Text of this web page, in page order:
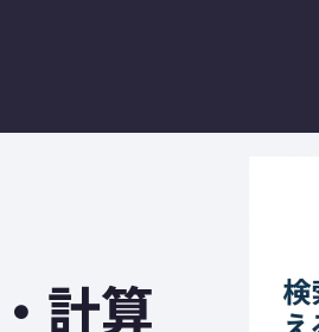
計算